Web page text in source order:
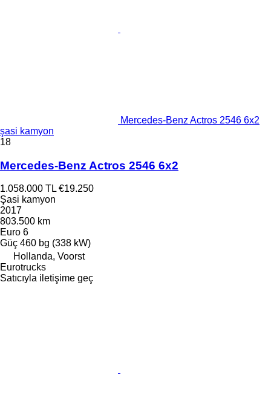
Mercedes-Benz Actros 2546 6x2
şasi kamyon
18
Mercedes-Benz Actros 2546 6x2
1.058.000 TL €19.250
Şasi kamyon
2017
803.500 km
Euro 6
Güç 460 bg (338 kW)
Hollanda, Voorst
Eurotrucks
Satıcıyla iletişime geç